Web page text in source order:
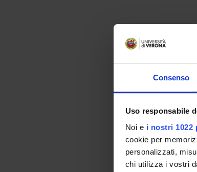
Consenso
Uso responsabile
Noi e i nostri 1022
cookie per
personalizzati,
chi utilizza i vostri